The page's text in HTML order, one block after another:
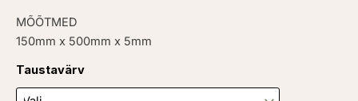
MÕÕTMED
150mm x 500mm x 5mm
Taustavärv
Eravaldus
kogus